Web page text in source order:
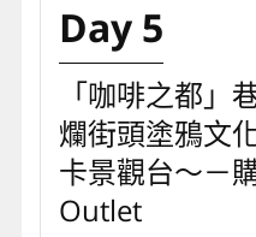
Day 5
「咖啡之都」
爛街頭塗鴉文
卡景觀台～－
Outlet